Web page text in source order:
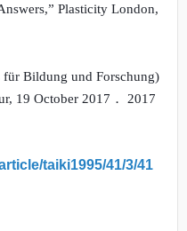
Plasticity London,
Bildung und Forschung)
19 October 2017 ． 2017
taiki1995/41/3/41